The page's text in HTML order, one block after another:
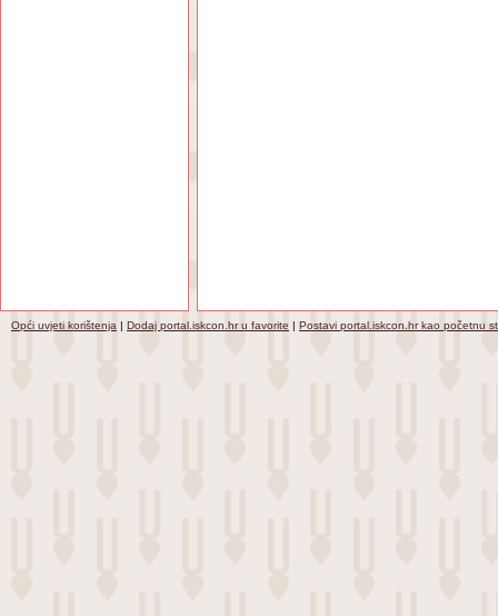
Opći uvjeti korištenja | Dodaj portal.iskcon.hr u favorite | Postavi portal.iskcon.hr kao početnu